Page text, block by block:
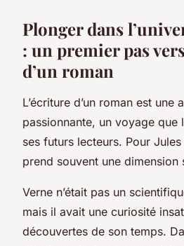
Plonger dans
: un premier pas
d’un roman
L’écriture d’un roman est une
passionnante, un voyage que
ses futurs lecteurs. Pour
prend souvent une dimension
Verne n’était pas un
mais il avait une curiosité
découvertes de son temps.